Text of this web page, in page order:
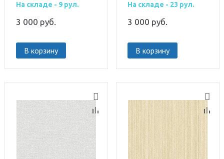
На складе - 9 рул.
3 000 руб.
В корзину
На складе - 23 рул.
3 000 руб.
В корзину